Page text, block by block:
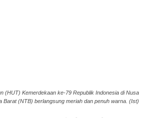
(HUT) Kemerdekaan ke-79 Republik Indonesia di Nusa
Barat (NTB) berlangsung meriah dan penuh warna. (Ist)